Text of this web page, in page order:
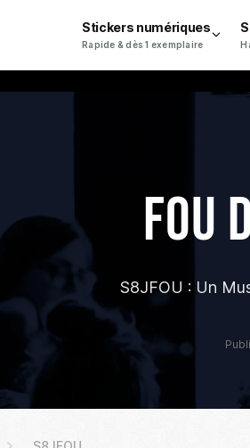
Stickers numériques
Rapide & dès 1 exemplaire
FOU
S8JFOU : Un